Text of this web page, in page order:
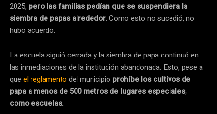
2025, pero las familias pedían que se suspendiera la
siembra de papas alrededor. Como esto no sucedió, no
hubo acuerdo.
La escuela siguió cerrada y la siembra de papa continuó en
las inmediaciones de la institución abandonada. Esto, pese a
que el reglamento del municipio prohíbe los cultivos de
papa a menos de 500 metros de lugares especiales,
como escuelas.